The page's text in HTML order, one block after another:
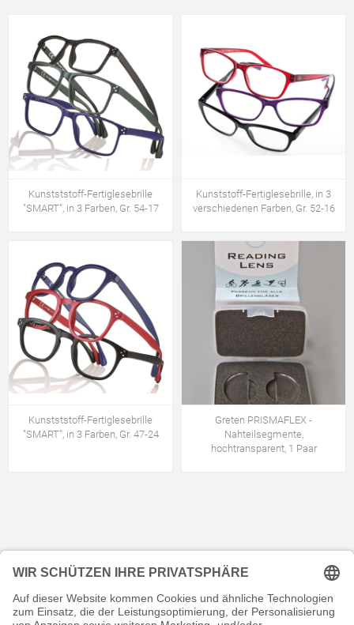
Kunstststoff-Fertiglesebrille
"SMART", in 3 Farben, Gr. 54-17
Kunststoff-Fertiglesebrille, in 3
verschiedenen Farben, Gr. 52-16
Kunstststoff-Fertiglesebrille
"SMART", in 3 Farben, Gr. 47-24
Greten PRISMAFLEX -
Nahteilsegmente,
hochtransparent, 1 Paar